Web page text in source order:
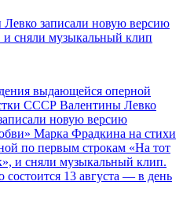
записали новую версию
и сняли музыкальный клип
выдающейся оперной
СССР Валентины Левко
новую версию
Марка Фрадкина на стихи
по первым строкам «На тот
и сняли музыкальный клип.
состоится 13 августа — в день